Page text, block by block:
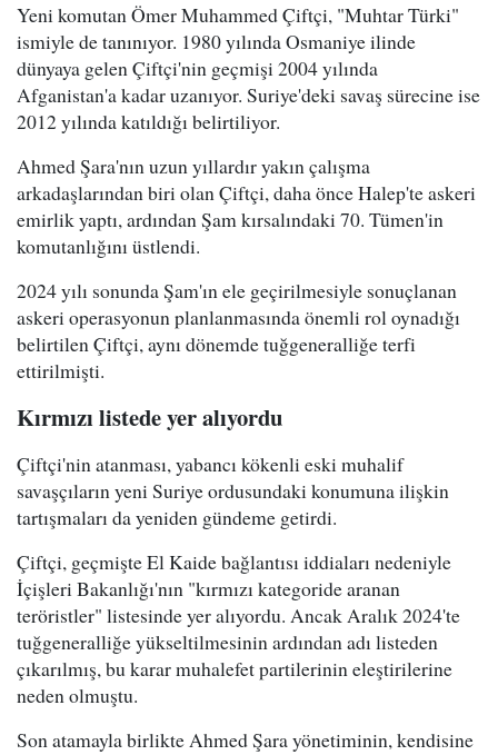
Yeni komutan Ömer Muhammed Çiftçi, "Muhtar Türki"
ismiyle de tanınıyor. 1980 yılında Osmaniye ilinde
dünyaya gelen Çiftçi'nin geçmişi 2004 yılında
Afganistan'a kadar uzanıyor. Suriye'deki savaş sürecine ise
2012 yılında katıldığı belirtiliyor.
Ahmed Şara'nın uzun yıllardır yakın çalışma
arkadaşlarından biri olan Çiftçi, daha önce Halep'te askeri
emirlik yaptı, ardından Şam kırsalındaki 70. Tümen'in
komutanlığını üstlendi.
2024 yılı sonunda Şam'ın ele geçirilmesiyle sonuçlanan
askeri operasyonun planlanmasında önemli rol oynadığı
belirtilen Çiftçi, aynı dönemde tuğgeneralliğe terfi
ettirilmişti.
Kırmızı listede yer alıyordu
Çiftçi'nin atanması, yabancı kökenli eski muhalif
savaşçıların yeni Suriye ordusundaki konumuna ilişkin
tartışmaları da yeniden gündeme getirdi.
Çiftçi, geçmişte El Kaide bağlantısı iddiaları nedeniyle
İçişleri Bakanlığı'nın "kırmızı kategoride aranan
teröristler" listesinde yer alıyordu. Ancak Aralık 2024'te
tuğgeneralliğe yükseltilmesinin ardından adı listeden
çıkarılmış, bu karar muhalefet partilerinin eleştirilerine
neden olmuştu.
Son atamayla birlikte Ahmed Şara yönetiminin, kendisine